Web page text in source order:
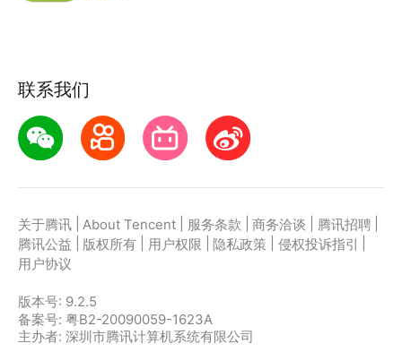
联系我们
关于腾讯 About Tencent 服务条款 商务洽谈 腾讯招聘
腾讯公益
版权所有 用户权限 隐私政策 侵权投诉指引
用户协议
版本号: 9.2.5
备案号: 粤B2-20090059-1623A
主办者: 深圳市腾讯计算机系统有限公司